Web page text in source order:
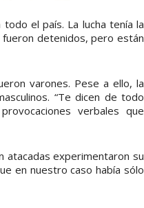
todo el país. La lucha tenía la
fueron detenidos, pero están
varones. Pese a ello, la
“Te dicen de todo
verbales que
atacadas experimentaron su
en nuestro caso había sólo